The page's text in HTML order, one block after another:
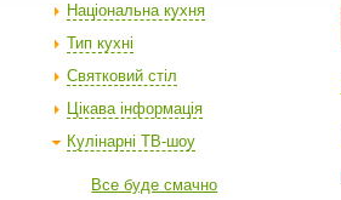
Національна кухня
Тип кухні
Святковий стіл
Цікава інформація
Кулінарні ТВ-шоу
Все буде смачно